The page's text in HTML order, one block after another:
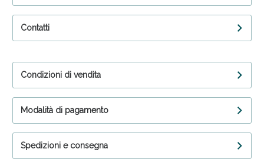
Contatti
Condizioni di vendita
Modalità di pagamento
Spedizioni e consegna